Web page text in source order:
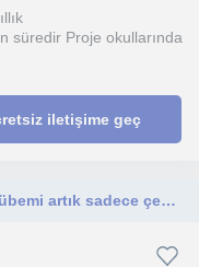
süredir Proje okullarında
iletişime geç
Sabırlı ve özverili biriyim. 8 yıllık tecrübemi artık sadece çevremle değil sizlerle de paylaşmak istiyorum.